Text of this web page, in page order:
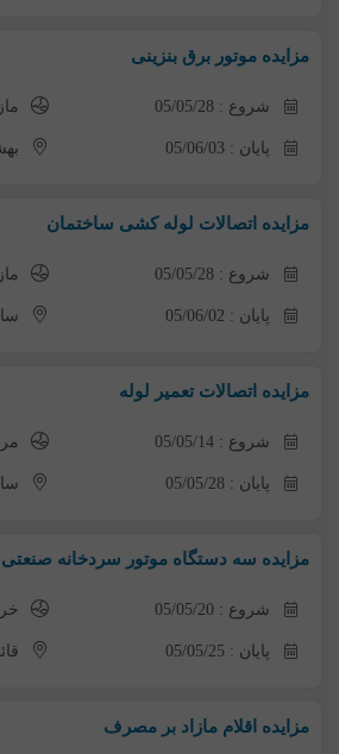
مزایده موتور برق بنزینی
شروع : 05/05/28
پایان : 05/06/03
مزایده اتصالات لوله کشی ساختمان
شروع : 05/05/28
پایان : 05/06/02
مزایده اتصالات تعمیر لوله
شروع : 05/05/14
پایان : 05/05/28
مزایده سه دستگاه موتور سردخانه
شروع : 05/05/20
پایان : 05/05/25
مزایده اقلام مازاد بر مصرف